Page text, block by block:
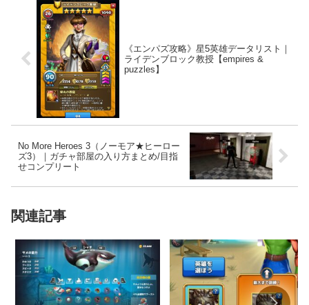
《エンパズ攻略》星5英雄データリスト｜
ライデンブロック教授【empires &
puzzles】
No More Heroes 3（ノーモア★ヒーロー
ズ3）｜ガチャ部屋の入り方まとめ/目指
せコンプリート
関連記事